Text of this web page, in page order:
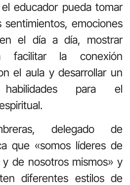
educador pueda tomar
sentimientos, emociones
el día a día, mostrar
facilitar la conexión
el aula y desarrollar un
para el
delegado de
que «somos líderes de
de nosotros mismos» y
diferentes estilos de